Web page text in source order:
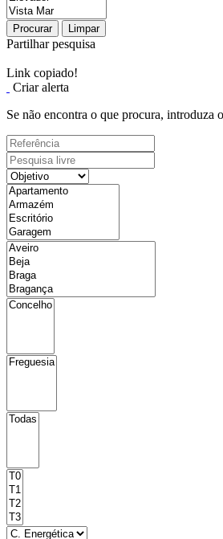
Procurar Limpar
Partilhar pesquisa
Link copiado!
Criar alerta
Se não encontra o que procura, introduza